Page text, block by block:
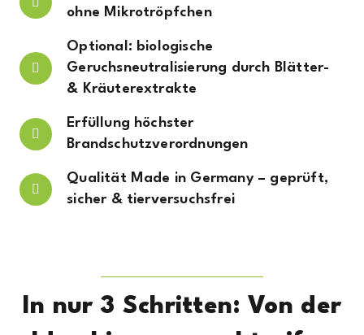
ohne Mikrotröpfchen
Optional: biologische
Geruchsneutralisierung durch Blätter-
& Kräuterextrakte
Erfüllung höchster
Brandschutzverordnungen
Qualität Made in Germany – geprüft,
sicher & tierversuchsfrei
In nur 3 Schritten: Von der